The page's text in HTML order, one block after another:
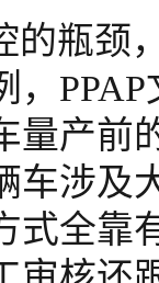
的瓶颈
，
量产前
车涉及
式全靠